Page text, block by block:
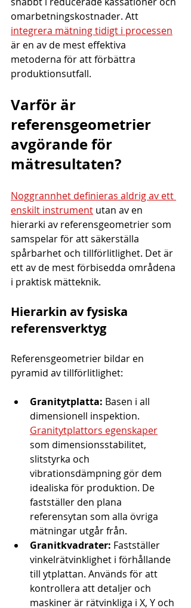
omarbetningskostnader. Att
integrera mätning tidigt i processen
är en av de mest effektiva
metoderna för att förbättra
produktionsutfall.
Varför är
referensgeometrier
avgörande för
mätresultaten?
Noggrannhet definieras aldrig av ett
enskilt instrument utan av en
hierarki av referensgeometrier som
samspelar för att säkerställa
spårbarhet och tillförlitlighet. Det är
ett av de mest förbisedda områdena
i praktisk mätteknik.
Hierarkin av fysiska
referensverktyg
Referensgeometrier bildar en
pyramid av tillförlitlighet:
Granitytplatta: Basen i all
dimensionell inspektion.
Granitytplattors egenskaper
som dimensionsstabilitet,
slitstyrka och
vibrationsdämpning gör dem
idealiska för produktion. De
fastställer den plana
referensytan som alla övriga
mätningar utgår från.
Granitkvadrater: Fastställer
vinkelrätvinklighet i förhållande
till ytplattan. Används för att
kontrollera att detaljer och
maskiner är rätvinkliga i X, Y och